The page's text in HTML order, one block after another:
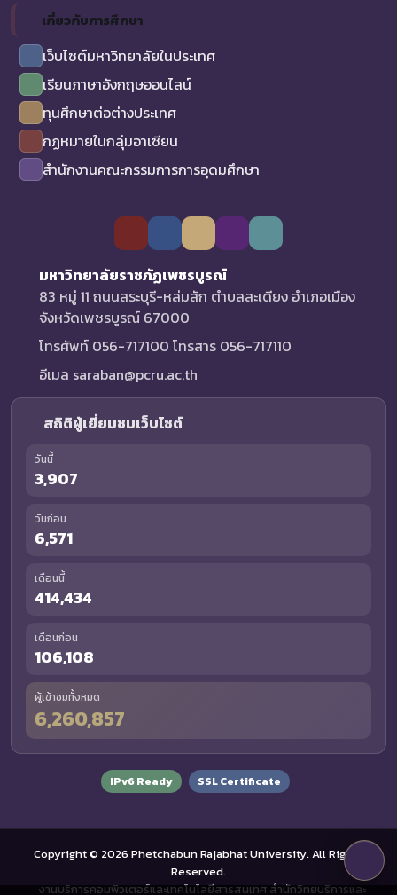
เกี่ยวกับการศึกษา
เว็บไซต์มหาวิทยาลัยในประเทศ
เรียนภาษาอังกฤษออนไลน์
ทุนศึกษาต่อต่างประเทศ
กฏหมายในกลุ่มอาเซียน
สำนักงานคณะกรรมการการอุดมศึกษา
มหาวิทยาลัยราชภัฏเพชรบูรณ์
83 หมู่ 11 ถนนสระบุรี-หล่มสัก ตำบลสะเดียง อำเภอเมือง
จังหวัดเพชรบูรณ์ 67000
โทรศัพท์ 056-717100 โทรสาร 056-717110
อีเมล saraban@pcru.ac.th
สถิติผู้เยี่ยมชมเว็บไซต์
วันนี้
3,907
วันก่อน
6,571
เดือนนี้
414,434
เดือนก่อน
106,108
ผู้เข้าชมทั้งหมด
6,260,857
IPv6 Ready SSL Certificate
Copyright © 2026 Phetchabun Rajabhat University. All Rights
Reserved.
งานบริการคอมพิวเตอร์และเทคโนโลยีสารสนเทศ สำนักวิทยบริการและ